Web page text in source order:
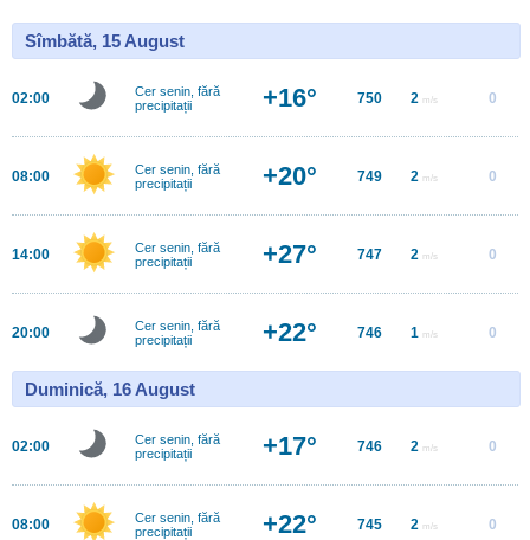
Sîmbătă, 15 August
02:00
Cer senin, fără
precipitații
+16° 750 2 m/s 0
08:00
Cer senin, fără
precipitații
+20° 749 2 m/s 0
14:00
Cer senin, fără
precipitații
+27° 747 2 m/s 0
20:00
Cer senin, fără
precipitații
+22° 746 1 m/s 0
Duminică, 16 August
02:00
Cer senin, fără
precipitații
+17° 746 2 m/s 0
08:00
Cer senin, fără
precipitații
+22° 745 2 m/s 0